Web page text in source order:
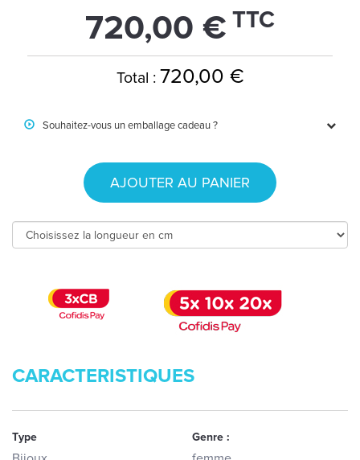
720,00 € TTC
Total : 720,00 €
Souhaitez-vous un emballage cadeau ?
AJOUTER AU PANIER
CARACTERISTIQUES
Type Genre :